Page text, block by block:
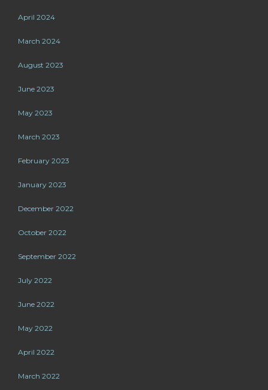
April 2024
March 2024
August 2023
June 2023
May 2023
March 2023
February 2023
January 2023
December 2022
October 2022
September 2022
July 2022
June 2022
May 2022
April 2022
March 2022